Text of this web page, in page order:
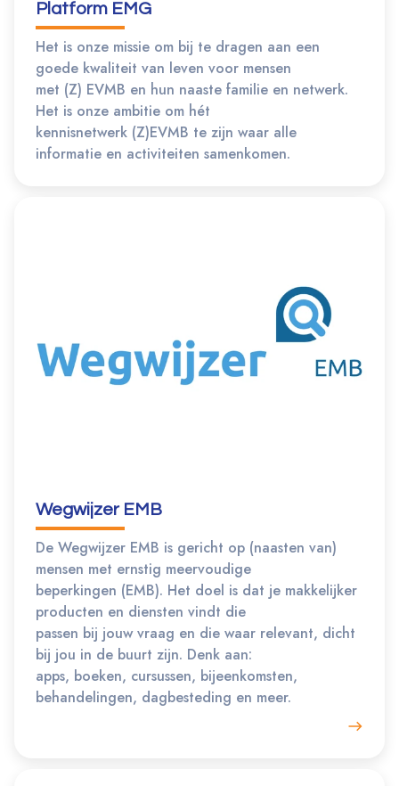
Platform EMG
Het is onze missie om bij te dragen aan een
goede kwaliteit van leven voor mensen
met (Z) EVMB en hun naaste familie en netwerk.
Het is onze ambitie om hét
kennisnetwerk (Z)EVMB te zijn waar alle
informatie en activiteiten samenkomen.
Wegwijzer EMB
De Wegwijzer EMB is gericht op (naasten van)
mensen met ernstig meervoudige
beperkingen (EMB). Het doel is dat je makkelijker
producten en diensten vindt die
passen bij jouw vraag en die waar relevant, dicht
bij jou in de buurt zijn. Denk aan:
apps, boeken, cursussen, bijeenkomsten,
behandelingen, dagbesteding en meer.